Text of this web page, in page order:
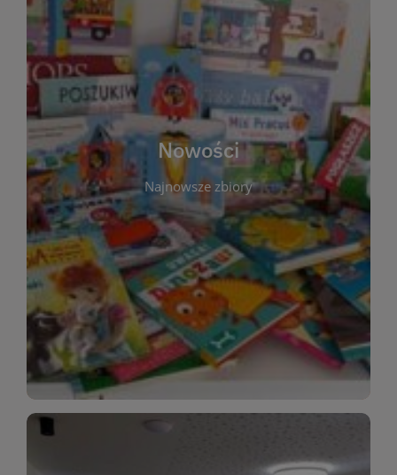
Nowości
Najnowsze zbiory
W tej sekcji prezentujemy najnowsze książki,
audiobooki oraz filmy, które właśnie trafiły do
zbiorów Miejskiej Biblioteki Publicznej w
Starachowicach. Regularnie aktualizujemy listę,
aby Czytelnicy mogli na bieżąco odkrywać świeże
tytuły i najciekawsze premiery wydawnicze. Każda
pozycja opatrzona jest krótkim opisem i
informacją o dostępności w katalogu. Zachęcamy
do częstych odwiedzin – nowości pojawiają się
niemal każdego tygodnia! Dzięki tej zakładce
zawsze będziesz wiedzieć, co warto przeczytać
jako pierwsze.
WIĘCEJ